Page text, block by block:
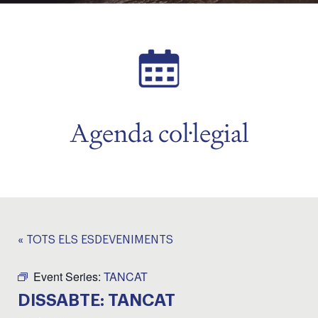
Agenda col·legial
« TOTS ELS ESDEVENIMENTS
Event Series: TANCAT
DISSABTE: TANCAT